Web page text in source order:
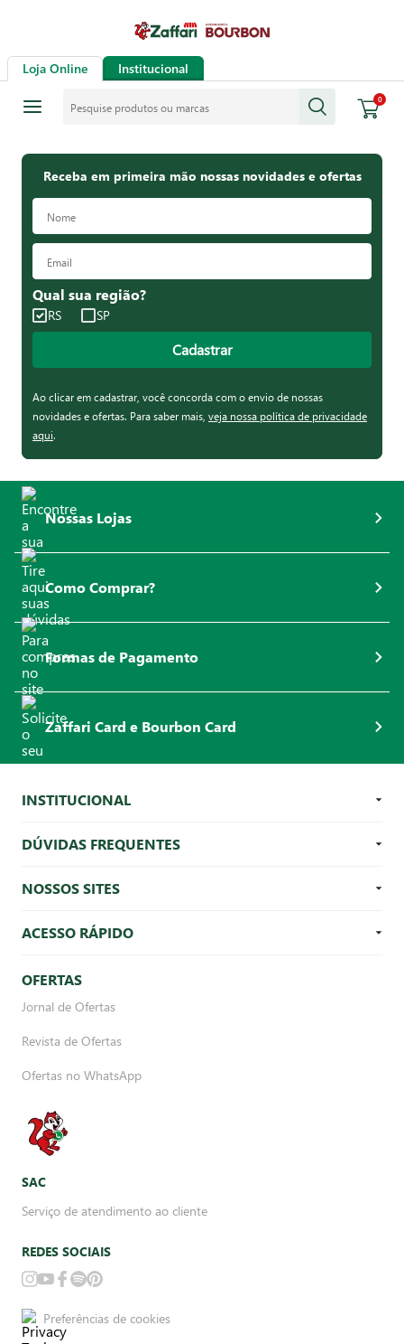
Loja Online Institucional
0
Receba em primeira mão nossas novidades e ofertas
Qual sua região?
RS SP
Cadastrar
Ao clicar em cadastrar, você concorda com o envio de nossas
novidades e ofertas. Para saber mais, veja nossa política de privacidade
aqui.
Nossas Lojas
Como Comprar?
Formas de Pagamento
Zaffari Card e Bourbon Card
INSTITUCIONAL
DÚVIDAS FREQUENTES
NOSSOS SITES
ACESSO RÁPIDO
OFERTAS
Jornal de Ofertas
Revista de Ofertas
Ofertas no WhatsApp
SAC
Serviço de atendimento ao cliente
REDES SOCIAIS
Preferências de cookies